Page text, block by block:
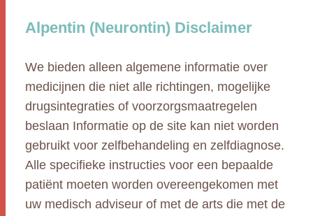
Alpentin (Neurontin) Disclaimer
We bieden alleen algemene informatie over
medicijnen die niet alle richtingen, mogelijke
drugsintegraties of voorzorgsmaatregelen
beslaan Informatie op de site kan niet worden
gebruikt voor zelfbehandeling en zelfdiagnose.
Alle specifieke instructies voor een bepaalde
patiënt moeten worden overeengekomen met
uw medisch adviseur of met de arts die met de